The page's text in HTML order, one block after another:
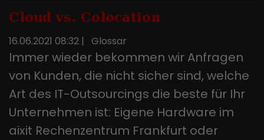
Cloud vs. Colocation
16.06.2021 08:32 | Glossar
Immer wieder bekommen wir Anfragen
von Kunden, die nicht sicher sind, welche
Art des IT-Outsourcings die beste für Ihr
Unternehmen ist: Eigene Hardware im
aixit Rechenzentrum Frankfurt oder